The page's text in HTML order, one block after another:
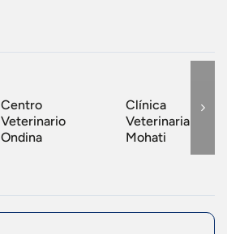
Centro
Veterinario
Ondina
Clínica
Veterinaria
Mohati